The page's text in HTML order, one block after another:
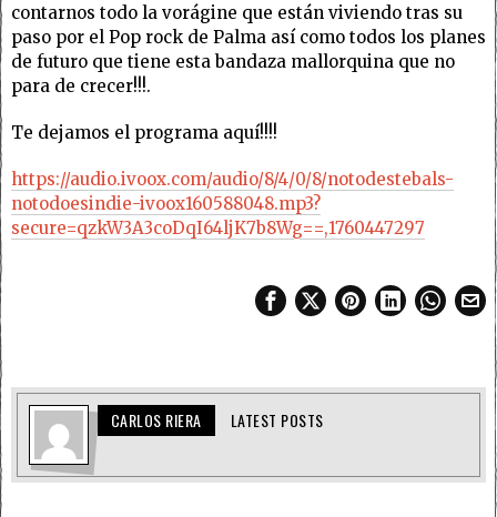
contarnos todo la vorágine que están viviendo tras su
paso por el Pop rock de Palma así como todos los planes
de futuro que tiene esta bandaza mallorquina que no
para de crecer!!!.
Te dejamos el programa aquí!!!!
https://audio.ivoox.com/audio/8/4/0/8/notodestebals-
notodoesindie-ivoox160588048.mp3?
secure=qzkW3A3coDqI64ljK7b8Wg==,1760447297
CARLOS RIERA LATEST POSTS